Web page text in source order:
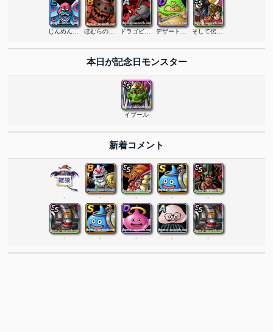
本日が記念日モンスター
イブール
新着コメント
- - - - -
- - - - -